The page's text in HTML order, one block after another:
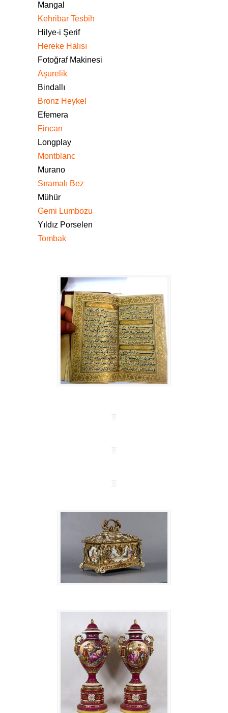
Mangal
Kehribar Tesbih
Hilye-i Şerif
Hereke Halısı
Fotoğraf Makinesi
Aşurelik
Bindallı
Bronz Heykel
Efemera
Fincan
Longplay
Montblanc
Murano
Sıramalı Bez
Mühür
Gemi Lumbozu
Yıldız Porselen
Tombak